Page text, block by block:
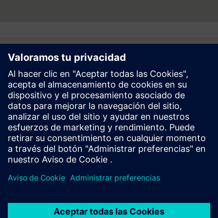
Follow
Prensa | Empresa | Siemens
© Siemens 1996 – 2026
Información Corporativa
Politica de Privacidad y Cookies